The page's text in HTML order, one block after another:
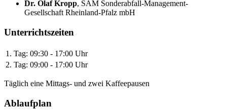
Dr. Olaf Kropp, SAM Sonderabfall-Management-
Gesellschaft Rheinland-Pfalz mbH
Unterrichtszeiten
1. Tag: 09:30 - 17:00 Uhr
2. Tag: 09:00 - 17:00 Uhr
Täglich eine Mittags- und zwei Kaffeepausen
Ablaufplan